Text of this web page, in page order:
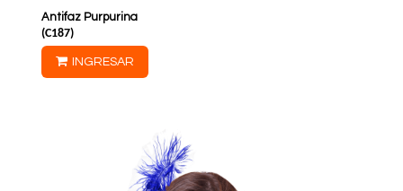
Antifaz Purpurina
(C187)
INGRESAR